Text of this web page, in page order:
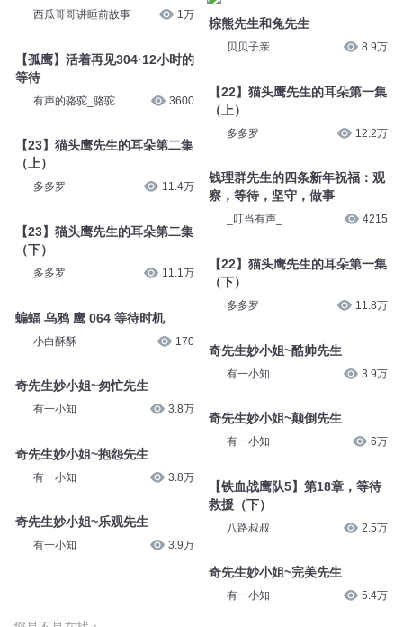
西瓜哥哥讲睡前故事 1万
【孤鹰】活着再见304·12小时的
等待
有声的骆驼_骆驼 3600
【23】猫头鹰先生的耳朵第二集
（上）
多多罗 11.4万
【23】猫头鹰先生的耳朵第二集
（下）
多多罗 11.1万
蝙蝠 乌鸦 鹰 064 等待时机
小白酥酥 170
奇先生妙小姐~匆忙先生
有一小知 3.8万
奇先生妙小姐~抱怨先生
有一小知 3.8万
奇先生妙小姐~乐观先生
有一小知 3.9万
棕熊先生和兔先生
贝贝子亲 8.9万
【22】猫头鹰先生的耳朵第一集
（上）
多多罗 12.2万
钱理群先生的四条新年祝福：观
察，等待，坚守，做事
_叮当有声_ 4215
【22】猫头鹰先生的耳朵第一集
（下）
多多罗 11.8万
奇先生妙小姐~酷帅先生
有一小知 3.9万
奇先生妙小姐~颠倒先生
有一小知 6万
【铁血战鹰队5】第18章，等待
救援（下）
八路叔叔 2.5万
奇先生妙小姐~完美先生
有一小知 5.4万